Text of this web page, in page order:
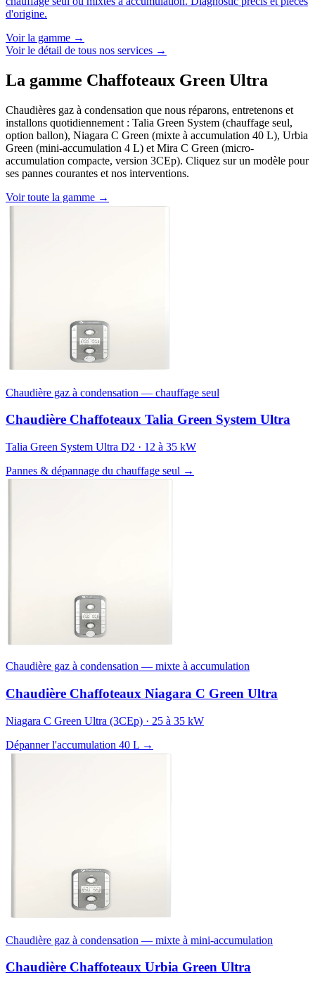
d'origine.
Voir la gamme →
Voir le détail de tous nos services →
La gamme Chaffoteaux Green Ultra
Chaudières gaz à condensation que nous réparons, entretenons et
installons quotidiennement : Talia Green System (chauffage seul,
option ballon), Niagara C Green (mixte à accumulation 40 L), Urbia
Green (mini-accumulation 4 L) et Mira C Green (micro-
accumulation compacte, version 3CEp). Cliquez sur un modèle pour
ses pannes courantes et nos interventions.
Voir toute la gamme →
Chaudière gaz à condensation — chauffage seul
Chaudière Chaffoteaux Talia Green System Ultra
Talia Green System Ultra D2 · 12 à 35 kW
Pannes & dépannage du chauffage seul →
Chaudière gaz à condensation — mixte à accumulation
Chaudière Chaffoteaux Niagara C Green Ultra
Niagara C Green Ultra (3CEp) · 25 à 35 kW
Dépanner l'accumulation 40 L →
Chaudière gaz à condensation — mixte à mini-accumulation
Chaudière Chaffoteaux Urbia Green Ultra